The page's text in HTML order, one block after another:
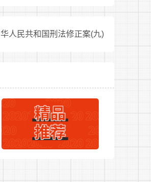
公务员主管部门确定。
残疾人参加考试时，根
人民共和国刑法修正案(九)